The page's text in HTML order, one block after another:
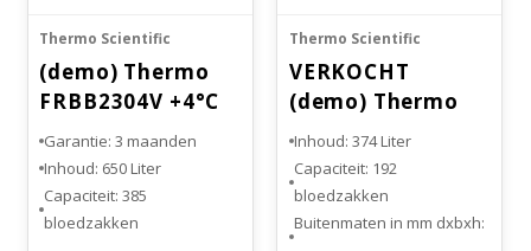
Thermo Scientific
(demo) Thermo
FRBB2304V +4°C
bloedbank
koelkast 3X
Garantie: 3 maanden
Inhoud: 650 Liter
Capaciteit: 385
bloedzakken
Thermo Scientific
VERKOCHT
(demo) Thermo
FRBB1204V +4°C
SINGLE DOOR
Bloedbank
koelkast
Inhoud: 374 Liter
Capaciteit: 192
bloedzakken
Buitenmaten in mm dxbxh: